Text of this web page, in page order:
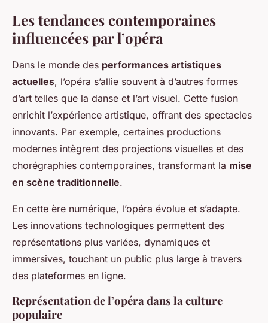
Les tendances contemporaines
influencées par l’opéra
Dans le monde des performances artistiques
actuelles, l’opéra s’allie souvent à d’autres formes
d’art telles que la danse et l’art visuel. Cette fusion
enrichit l’expérience artistique, offrant des spectacles
innovants. Par exemple, certaines productions
modernes intègrent des projections visuelles et des
chorégraphies contemporaines, transformant la mise
en scène traditionnelle.
En cette ère numérique, l’opéra évolue et s’adapte.
Les innovations technologiques permettent des
représentations plus variées, dynamiques et
immersives, touchant un public plus large à travers
des plateformes en ligne.
Représentation de l’opéra dans la culture
populaire